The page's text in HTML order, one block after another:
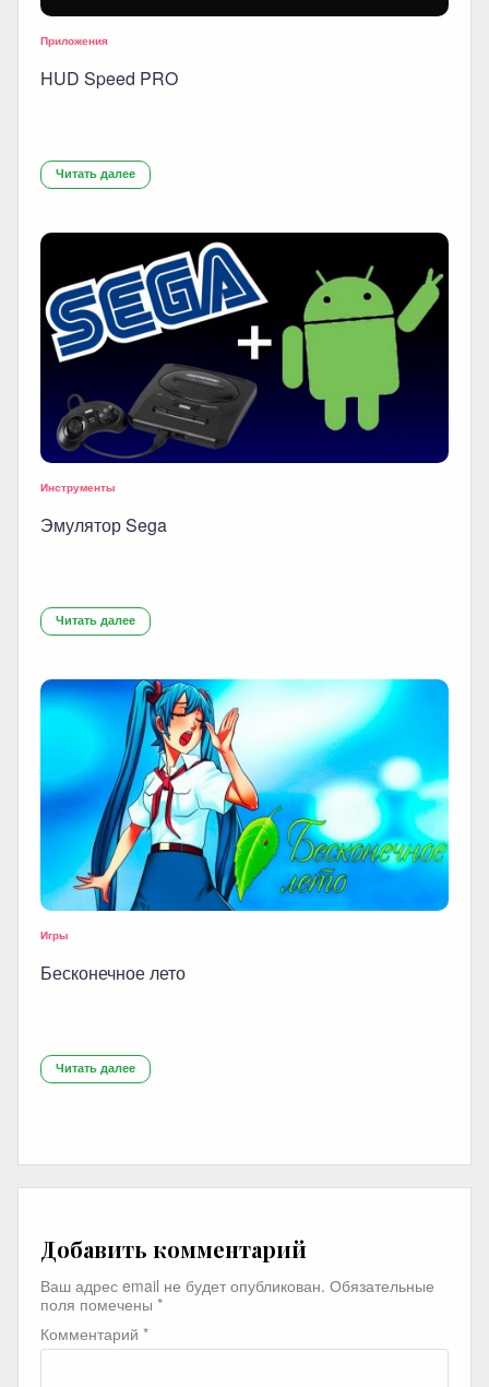
Приложения
HUD Speed PRO
Читать далее
Инструменты
Эмулятор Sega
Читать далее
Игры
Бесконечное лето
Читать далее
Добавить комментарий
Ваш адрес email не будет опубликован. Обязательные
поля помечены *
Комментарий *